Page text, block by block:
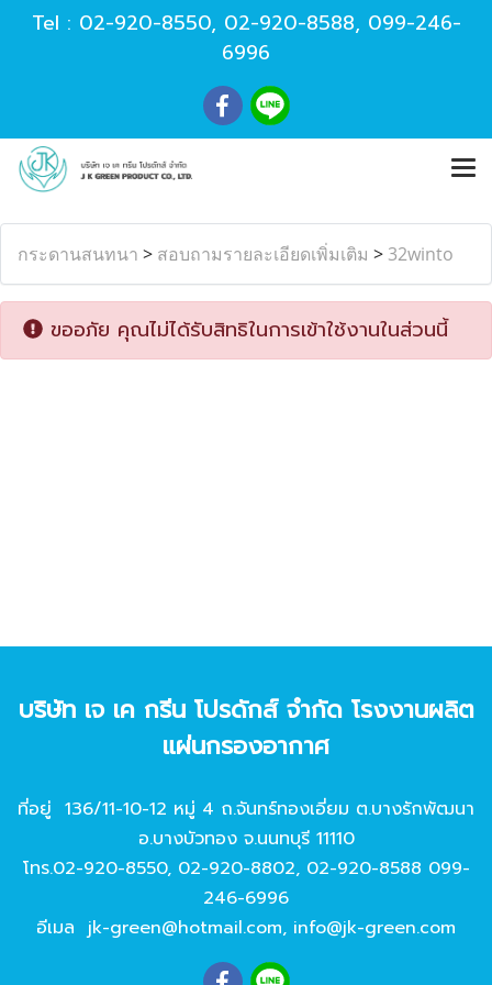
Tel : 02-920-8550, 02-920-8588, 099-246-
6996
กระดานสนทนา > สอบถามรายละเอียดเพิ่มเติม > 32winto
ขออภัย คุณไม่ได้รับสิทธิในการเข้าใช้งานในส่วนนี้
บริษัท เจ เค กรีน โปรดักส์ จํากัด โรงงานผลิต
แผ่นกรองอากาศ
ที่อยู่ 136/11-10-12 หมู่ 4 ถ.จันทร์ทองเอี่ยม ต.บางรักพัฒนา
อ.บางบัวทอง จ.นนทบุรี 11110
โทร.02-920-8550, 02-920-8802, 02-920-8588 099-
246-6996
อีเมล jk-green@hotmail.com, info@jk-green.com